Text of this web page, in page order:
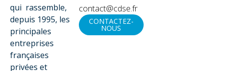
qui rassemble,
depuis 1995, les
principales
entreprises
françaises
privées et
contact@cdse.fr
CONTACTEZ-
NOUS